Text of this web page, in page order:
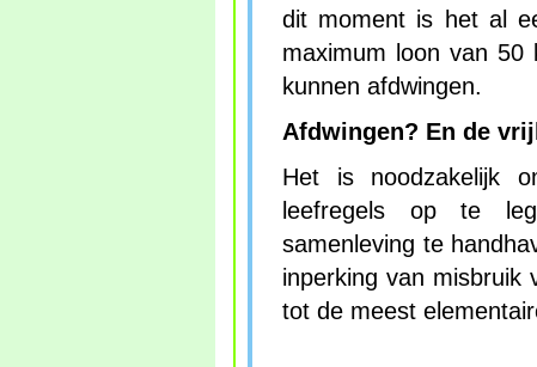
dit moment is het al
maximum loon van 50
kunnen afdwingen.
Afdwingen? En de
Het is noodzakelijk
leefregels op te
samenleving te
inperking van misbruik
tot de meest